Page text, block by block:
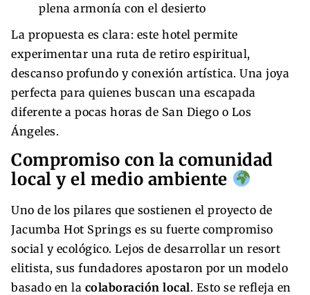
plena armonía con el desierto
La propuesta es clara: este hotel permite
experimentar una ruta de retiro espiritual,
descanso profundo y conexión artística. Una joya
perfecta para quienes buscan una escapada
diferente a pocas horas de San Diego o Los
Ángeles.
Compromiso con la comunidad
local y el medio ambiente
Uno de los pilares que sostienen el proyecto de
Jacumba Hot Springs es su fuerte compromiso
social y ecológico. Lejos de desarrollar un resort
elitista, sus fundadores apostaron por un modelo
basado en la colaboración local. Esto se refleja en